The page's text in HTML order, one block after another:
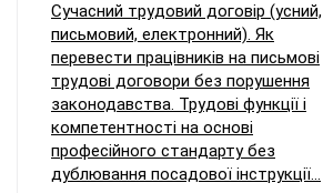
Сучасний трудовий договір (усний,
письмовий, електронний). Як
перевести працівників на письмові
трудові договори без порушення
законодавства. Трудові функції і
компетентності на основі
професійного стандарту без
дублювання посадової інструкції...